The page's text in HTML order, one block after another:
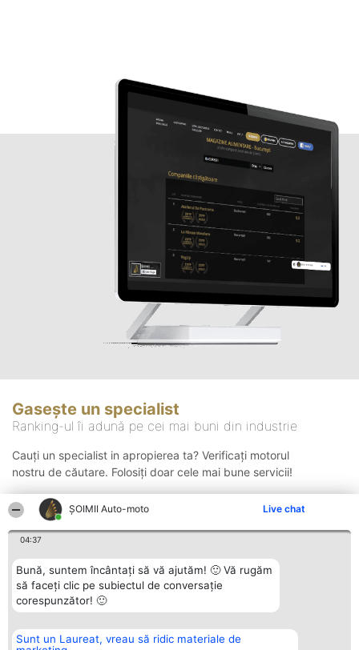
ȘOIMII Auto-moto Live chat
04:37
Bună, suntem încântați să vă ajutăm! 🙂 Vă rugăm
să faceți clic pe subiectul de conversație
corespunzător! 🙂
Sunt un Laureat, vreau să ridic materiale de
Gasește un specialist
Ranking-ul îi adună pe cei mai buni din industrie
Cauți un specialist in apropierea ta? Verificați motorul
nostru de căutare. Folosiți doar cele mai bune servicii!
Organizator Ranking Plebiscyt Contact